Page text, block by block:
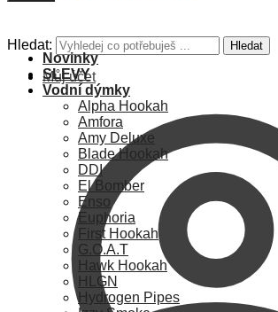
Hledat: Hledat
Můj účet
Novinky
SLEVY
Vodní dýmky
Alpha Hookah
Amfora
Amy Deluxe
Blade Hookah
DDI
El Bomber
Enso
Euphoria
First Hookah
G.O.A.T
Hawk Hookah
HLGN
Hydrogen Pipes